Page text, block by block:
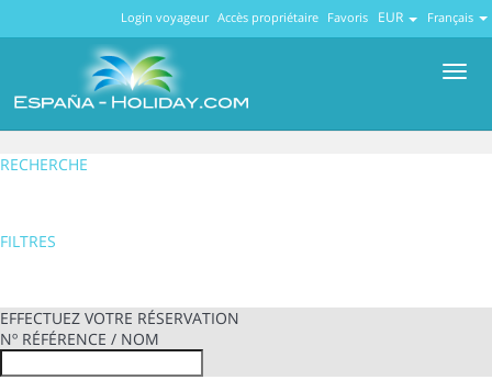
Français
EUR
Favoris
Accès propriétaire
Login voyageur
RECHERCHE
FILTRES
EFFECTUEZ VOTRE RÉSERVATION
Nº RÉFÉRENCE / NOM